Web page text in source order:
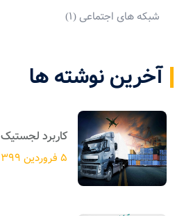
شبکه های اجتماعی(۱)
آخرین نوشته ها
کاربرد لجستیک
۵ فروردین ۱۳۹۹